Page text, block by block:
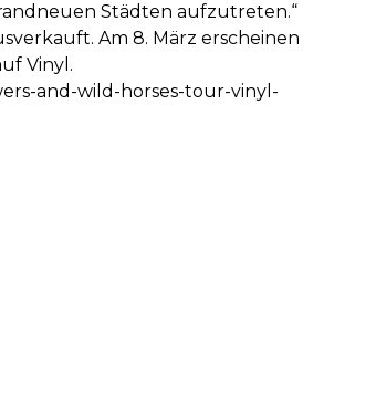
Städten aufzutreten.“
Am 8. März erscheinen
Vinyl.
and-wild-horses-tour-vinyl-